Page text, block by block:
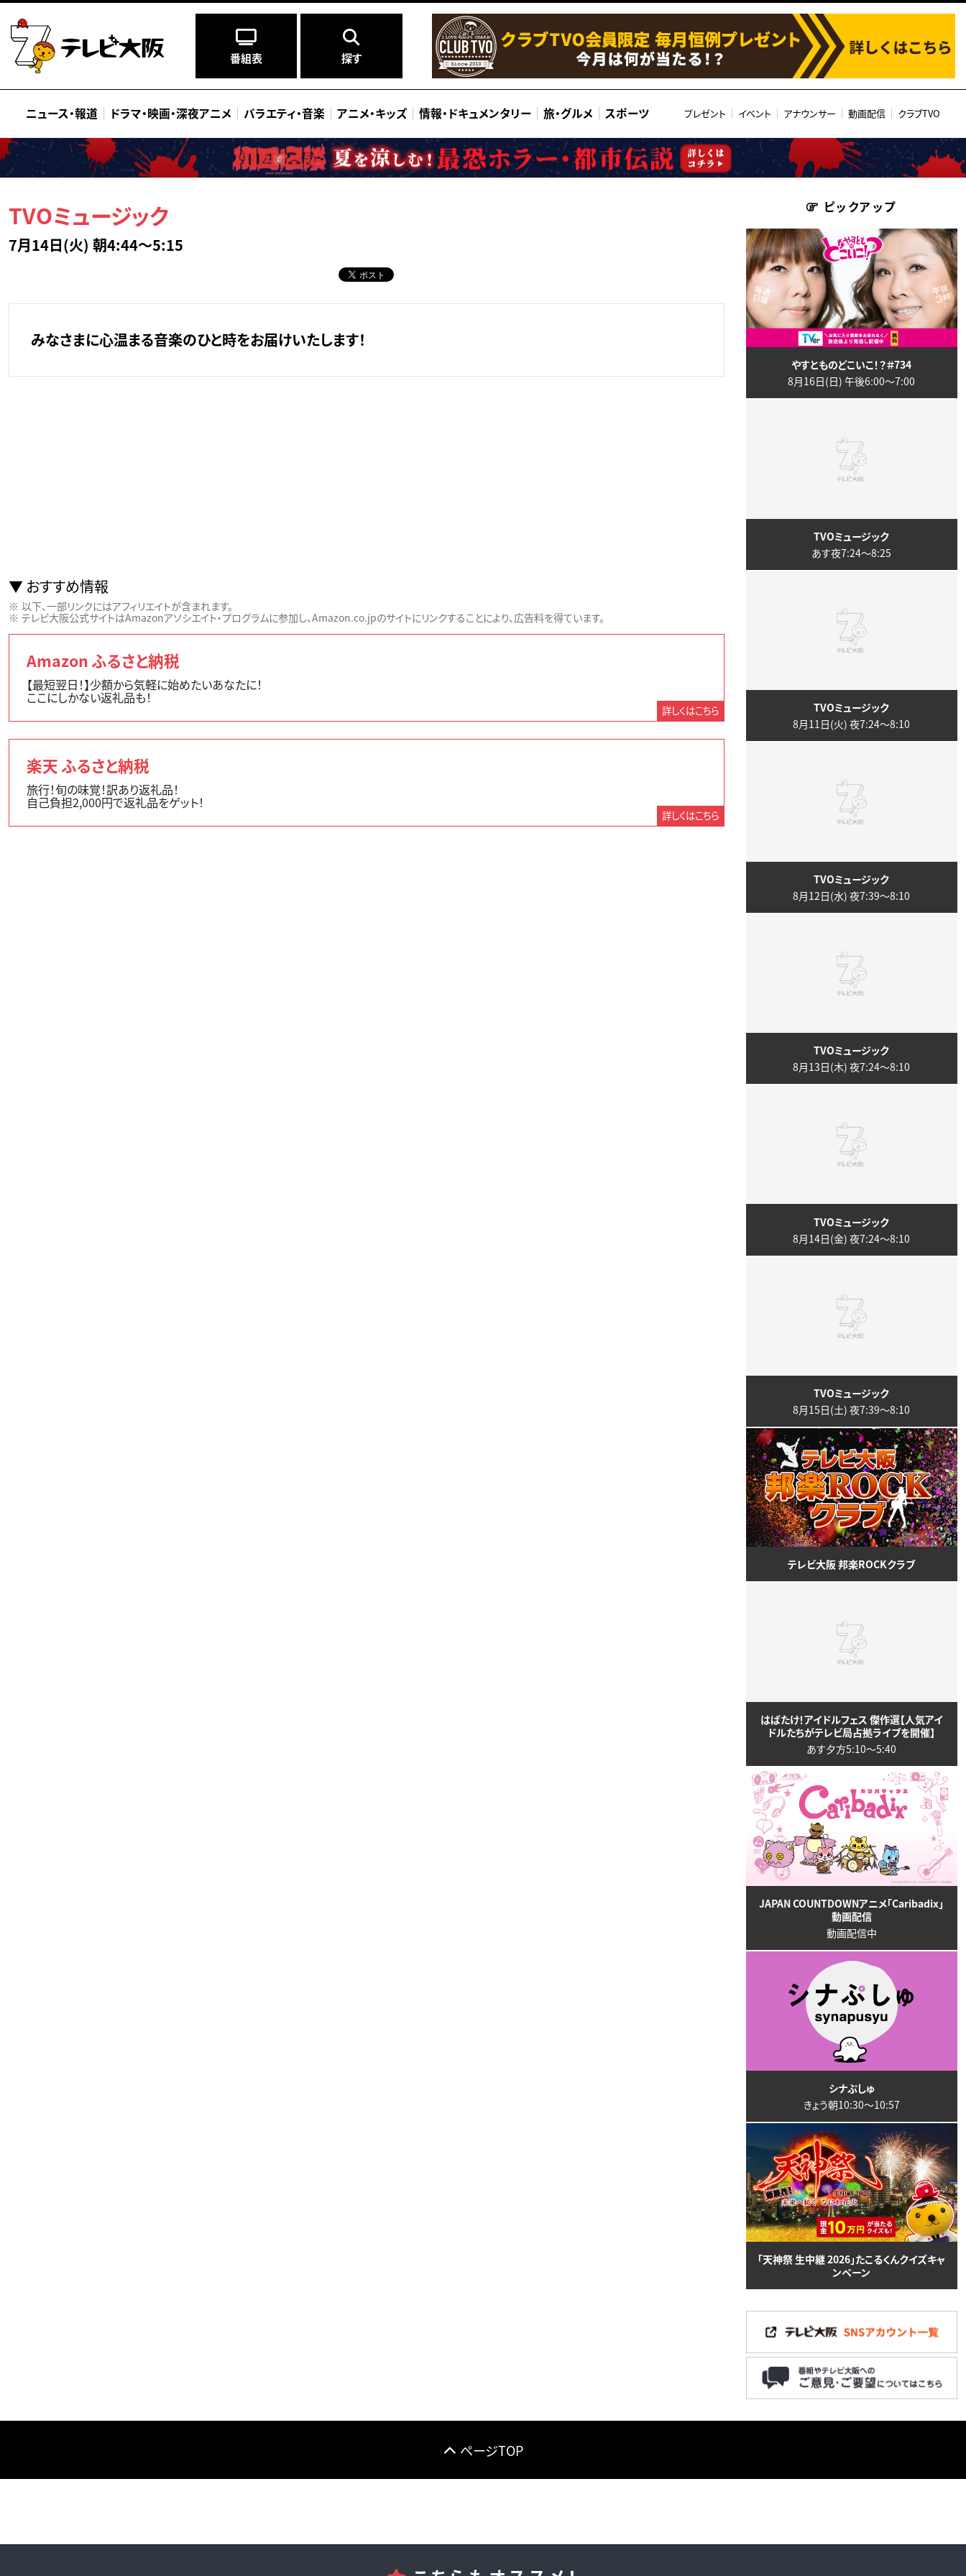
番組表 探す
ニュース・報道 ドラマ・映画・深夜アニメ バラエティ・音楽 アニメ・キッズ 情報・ ドキュメンタリー 旅・グルメ スポーツ プレゼント イベント アナウンサー 動画配信 クラブTVO
TVOミュージック
7月14日(火) 朝4:44～5:15
みなさまに心温まる音楽のひと時をお届けいたします！
おすすめ情報
以下、一部リンクにはアフィリエイトが含まれます。
テレビ大阪公式サイトはAmazonアソシエイト・プログラムに参加し、Amazon.co.jpのサイトにリンクすることにより、広告料を得ています。
Amazon ふるさと納税
【最短翌日！】少額から気軽に始めたいあなたに！
ここにしかない返礼品も！
詳しくはこちら
楽天 ふるさと納税
旅行！旬の味覚！訳あり返礼品！
自己負担2,000円で返礼品をゲット！
詳しくはこちら
ピックアップ
やすとものどこいこ！？＃734
8月16日(日) 午後6:00〜7:00
TVOミュージック
あす夜7:24〜8:25
TVOミュージック
8月11日(火) 夜7:24〜8:10
TVOミュージック
8月12日(水) 夜7:39〜8:10
TVOミュージック
8月13日(木) 夜7:24〜8:10
TVOミュージック
8月14日(金) 夜7:24〜8:10
TVOミュージック
8月15日(土) 夜7:39〜8:10
テレビ大阪 邦楽ROCKクラブ
はばたけ！アイドルフェス 傑作選【人気アイ
ドルたちがテレビ局占拠ライブを開催】
あす夕方5:10〜5:40
JAPAN COUNTDOWNアニメ「Caribadix」
動画配信
動画配信中
シナぷしゅ
きょう朝10:30〜10:57
「天神祭 生中継 2026」たこるくんクイズキャ
ンペーン
ページTOP